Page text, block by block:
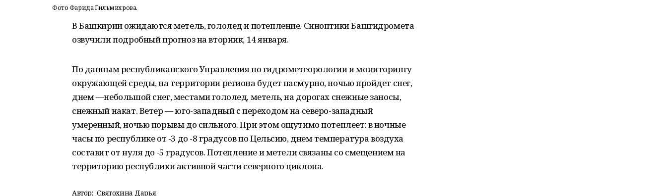
Фото Фарида Гильмиярова.
В Башкирии ожидаются метель, гололед и потепление. Синоптики Башгидромета
озвучили подробный прогноз на вторник, 14 января.
По данным республиканского Управления по гидрометеорологии и мониторингу
окружающей среды, на территории региона будет пасмурно, ночью пройдет снег,
днем —небольшой снег, местами гололед, метель, на дорогах снежные заносы,
снежный накат. Ветер — юго-западный с переходом на северо-западный
умеренный, ночью порывы до сильного. При этом ощутимо потеплеет: в ночные
часы по республике от -3 до -8 градусов по Цельсию, днем температура воздуха
составит от нуля до -5 градусов. Потепление и метели связаны со смещением на
территорию республики активной части северного циклона.
Автор: Святохина Дарья